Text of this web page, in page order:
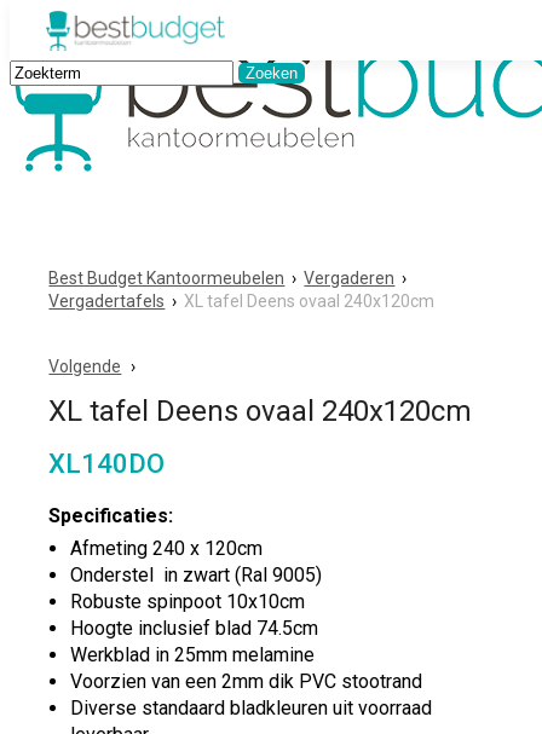
Best Budget Kantoormeubelen › Vergaderen ›
Vergadertafels › XL tafel Deens ovaal 240x120cm
Volgende
XL tafel Deens ovaal 240x120cm
XL140DO
Specificaties:
Afmeting 240 x 120cm
Onderstel in zwart (Ral 9005)
Robuste spinpoot 10x10cm
Hoogte inclusief blad 74.5cm
Werkblad in 25mm melamine
Voorzien van een 2mm dik PVC stootrand
Diverse standaard bladkleuren uit voorraad